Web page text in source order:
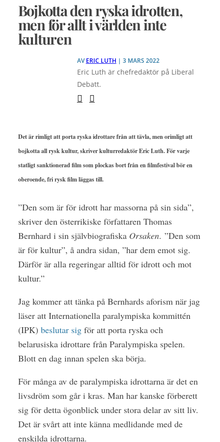
Bojkotta den ryska idrotten,
men för allt i världen inte
kulturen
AVERIC LUTH | 3 MARS 2022
Eric Luth är chefredaktör på Liberal
Debatt.
Det är rimligt att porta ryska idrottare från att tävla, men orimligt att
bojkotta all rysk kultur, skriver kulturredaktör Eric Luth. För varje
statligt sanktionerad film som plockas bort från en filmfestival bör en
oberoende, fri rysk film läggas till.
”Den som är för idrott har massorna på sin sida”,
skriver den österrikiske författaren Thomas
Bernhard i sin självbiografiska Orsaken. ”Den som
är för kultur”, å andra sidan, ”har dem emot sig.
Därför är alla regeringar alltid för idrott och mot
kultur.”
Jag kommer att tänka på Bernhards aforism när jag
läser att Internationella paralympiska kommittén
(IPK) beslutar sigför att porta ryska och
belarusiska idrottare från Paralympiska spelen.
Blott en dag innan spelen ska börja.
För många av de paralympiska idrottarna är det en
livsdröm som går i kras. Man har kanske förberett
sig för detta ögonblick under stora delar av sitt liv.
Det är svårt att inte känna medlidande med de
enskilda idrottarna.